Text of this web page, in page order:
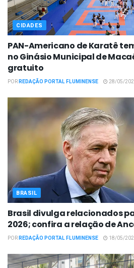
CIDADES
PAN-Americano de Karatê
no Ginásio Municipal de
gratuito
PORREDAÇÃO PORTAL FLUMINENSE 28/05/
BRASIL
Brasil divulga relacionados
2026; confira a relação de
PORREDAÇÃO PORTAL FLUMINENSE 18/05/